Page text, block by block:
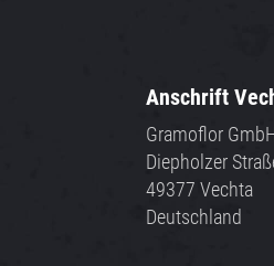
Anschrift
Gramoflor
Diepholzer
49377 Vechta
Deutschland